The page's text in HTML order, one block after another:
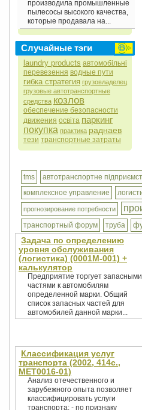
производила промышленные
пылесосы высокого качества,
которые продавала на...
Случайные тэги
laundry products автомобільні
перевезення водные пути
гибка стратегия грузовладелец
грузовые автотранспортные
средства козлов
обеспечение безопасности
движения освіта паркинг
покупка практика раднаев
тези транспортные затраты
tms автотранспортне
комплексное управление
прогнозирование потребности
транспортный форум труба
Задача по определению
уровня обслуживания
(логистика) (0001М-001) +
калькулятор
Предприятие торгует запасными
частями к автомобилям
определенной марки. Общий
список запасных частей для
автомобилей данной марки...
Классификация услуг
транспорта (2002, 414с.,
MET0016-01)
Анализ отечественного и
зарубежного опыта позволяет
классифицировать услуги
транспорта: - по признаку